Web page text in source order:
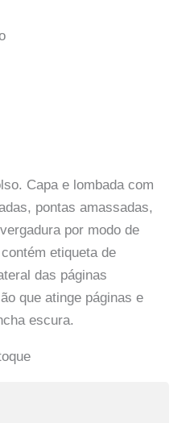
Capa e lombada com
pontas amassadas,
por modo de
etiqueta de
das páginas
que atinge páginas e
escura.